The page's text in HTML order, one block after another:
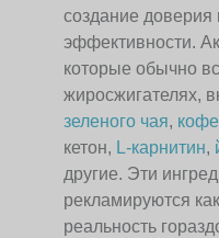
создание доверия
эффективности.
которые обычно
жиросжигателях,
зеленого чая,
кетон, L-карнитин,
другие. Эти
рекламируются
реальность